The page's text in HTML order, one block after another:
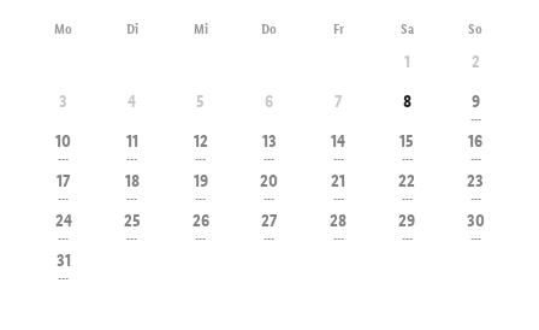
Mo Di Mi Do Fr Sa So
1
2
3
4 5 6 7 8 9
---
10
---
11
---
12
---
13
---
14
---
15
---
16
---
17
---
18
---
19
---
20
---
21
---
22
---
23
---
24
---
25
---
26
---
27
---
28
---
29
---
30
---
31
---